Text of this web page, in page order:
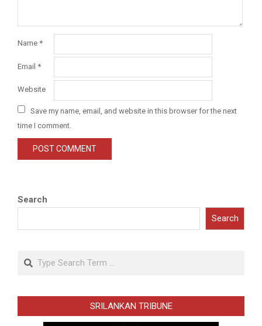
Name *
Email *
Website
Save my name, email, and website in this browser for the next
time I comment.
Search
Search
Search
SRILANKAN TRIBUNE